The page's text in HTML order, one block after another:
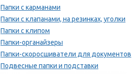
Папки с карманами
Папки с клапанами, на резинках, уголки
Папки с клипом
Папки-органайзеры
Папки-скоросшиватели для документов
Подвесные папки и подставки